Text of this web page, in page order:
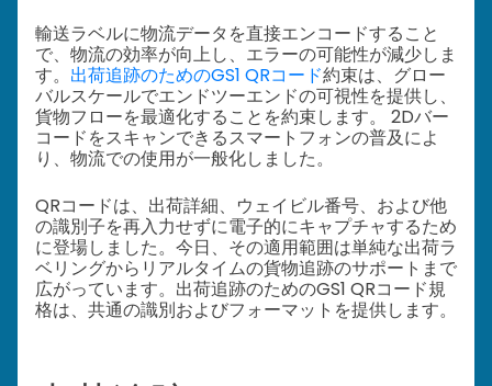
輸送ラベルに物流データを直接エンコードすること
で、物流の効率が向上し、エラーの可能性が減少しま
す。 出荷追跡のためのGS1 QRコード約束は、グロー
バルスケールでエンドツーエンドの可視性を提供し、
貨物フローを最適化することを約束します。 2Dバー
コードをスキャンできるスマートフォンの普及によ
り、物流での使用が一般化しました。
QRコードは、出荷詳細、ウェイビル番号、および他
の識別子を再入力せずに電子的にキャプチャするため
に登場しました。今日、その適用範囲は単純な出荷ラ
ベリングからリアルタイムの貨物追跡のサポートまで
広がっています。出荷追跡のためのGS1 QRコード規
格は、共通の識別およびフォーマットを提供します。